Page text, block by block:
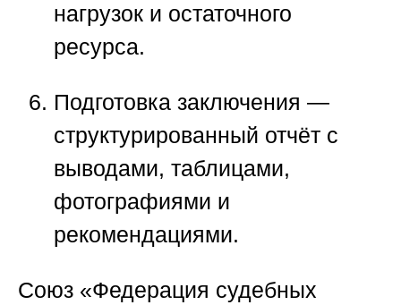
нагрузок и остаточного
ресурса.
Подготовка заключения —
структурированный отчёт с
выводами, таблицами,
фотографиями и
рекомендациями.
Союз «Федерация судебных